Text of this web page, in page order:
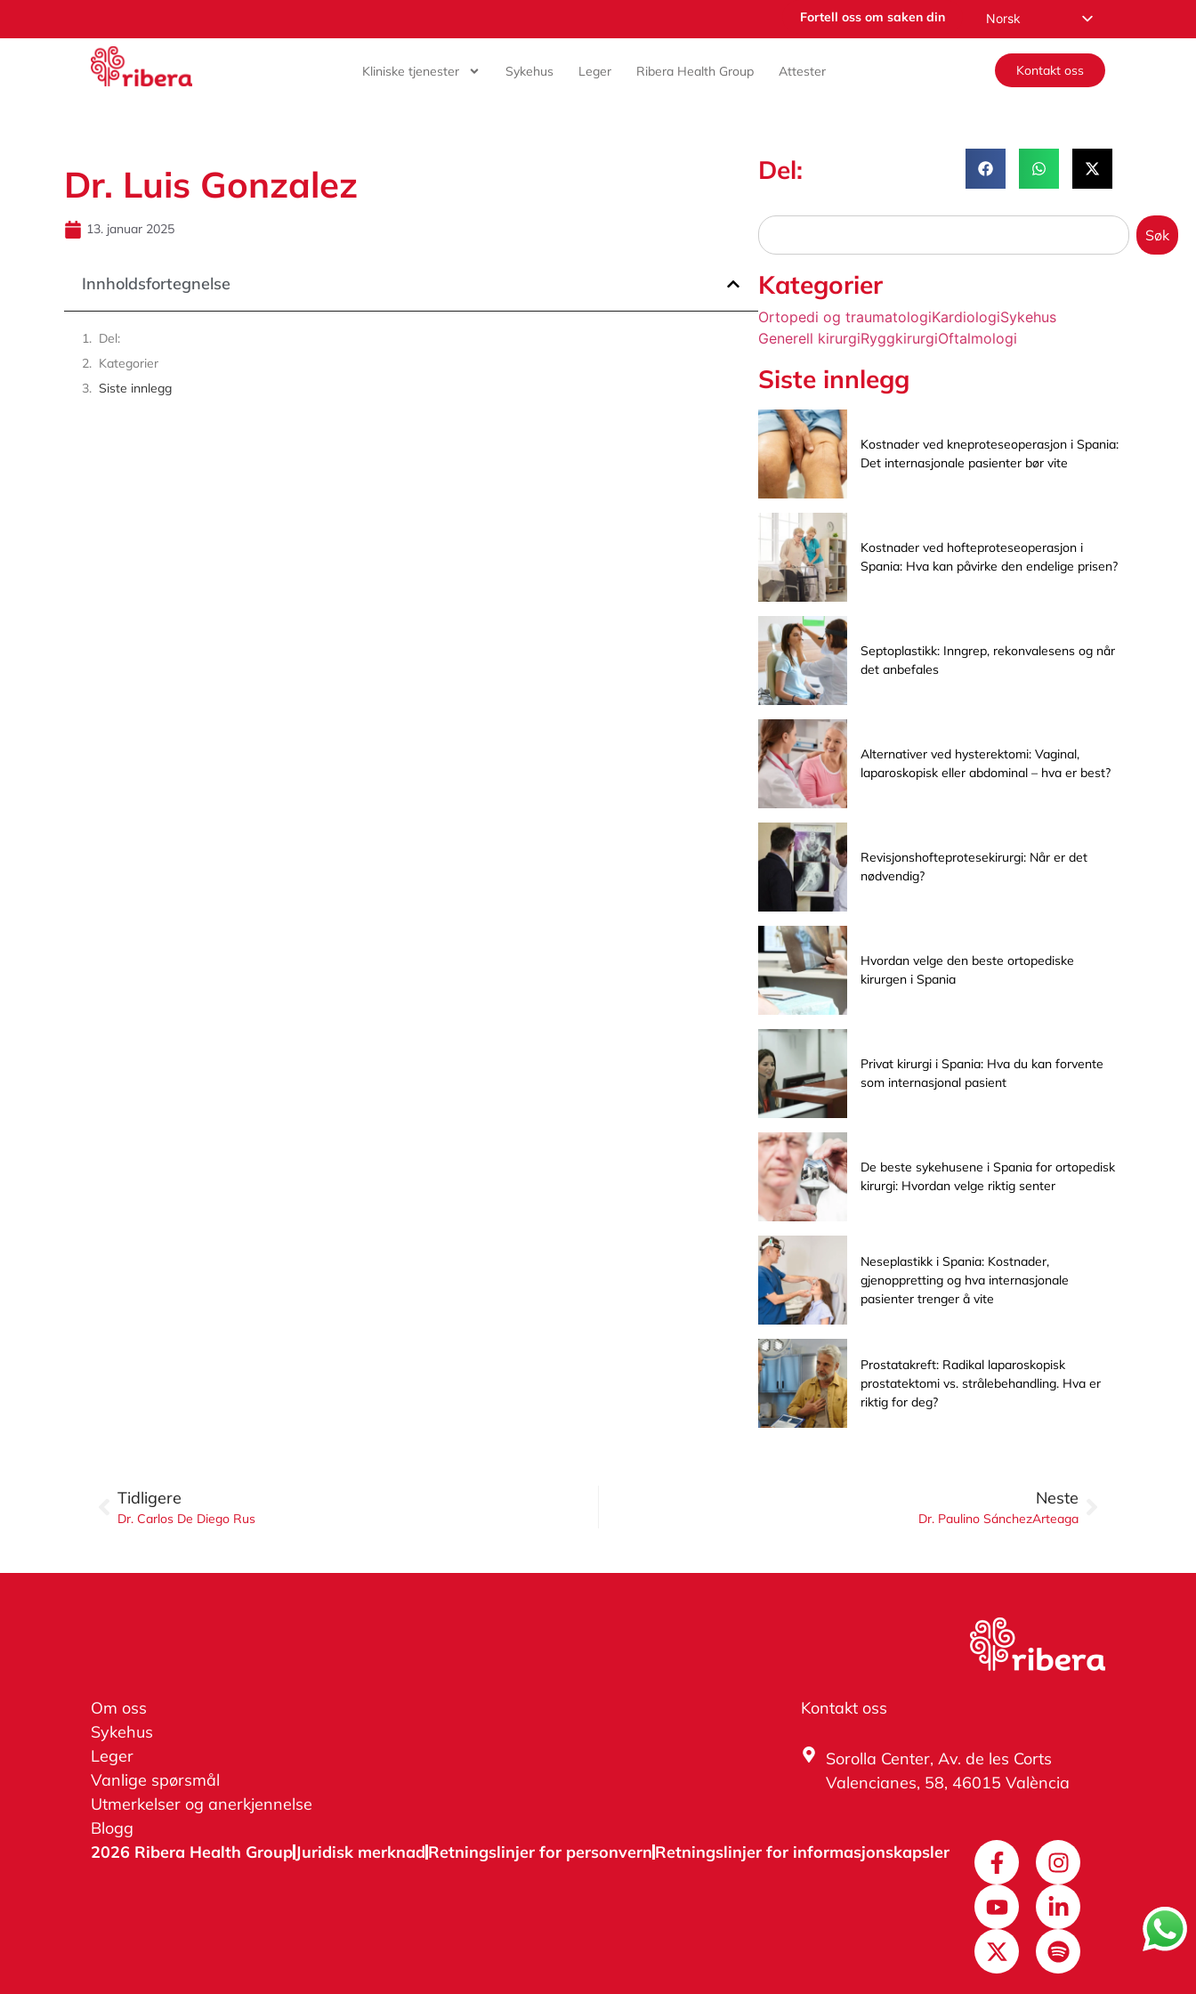
Fortell oss om saken din Norsk
English
Español
Română
العربية
Kliniske tjenester Sykehus Leger Ribera Health Group Attester Kontakt oss
Dr. Luis Gonzalez
13. januar 2025
Innholdsfortegnelse
Del:
Kategorier
Siste innlegg
Del:
Søk
Kategorier
Ortopedi og traumatologiKardiologiSykehus
Generell kirurgiRyggkirurgiOftalmologi
Siste innlegg
Kostnader ved kneproteseoperasjon i Spania:
Det internasjonale pasienter bør vite
Kostnader ved hofteproteseoperasjon i
Spania: Hva kan påvirke den endelige prisen?
Septoplastikk: Inngrep, rekonvalesens og når
det anbefales
Alternativer ved hysterektomi: Vaginal,
laparoskopisk eller abdominal – hva er best?
Revisjonshofteprotesekirurgi: Når er det
nødvendig?
Hvordan velge den beste ortopediske
kirurgen i Spania
Privat kirurgi i Spania: Hva du kan forvente
som internasjonal pasient
De beste sykehusene i Spania for ortopedisk
kirurgi: Hvordan velge riktig senter
Neseplastikk i Spania: Kostnader,
gjenoppretting og hva internasjonale
pasienter trenger å vite
Prostatakreft: Radikal laparoskopisk
prostatektomi vs. strålebehandling. Hva er
riktig for deg?
Tidligere
Dr. Carlos De Diego Rus
Neste
Dr. Paulino SánchezArteaga
Om oss
Sykehus
Leger
Vanlige spørsmål
Utmerkelser og anerkjennelse
Blogg
Kontakt oss
Sorolla Center, Av. de les Corts
Valencianes, 58, 46015 València
2026 Ribera Health Group Juridisk merknad Retningslinjer for personvern Retningslinjer for informasjonskapsler